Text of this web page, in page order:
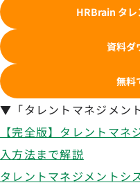
HRBrain タレ
資料ダ
無料
▼「タレントマネジメン
【完全版】タレントマ
入方法まで解説
タレントマネジメントシ